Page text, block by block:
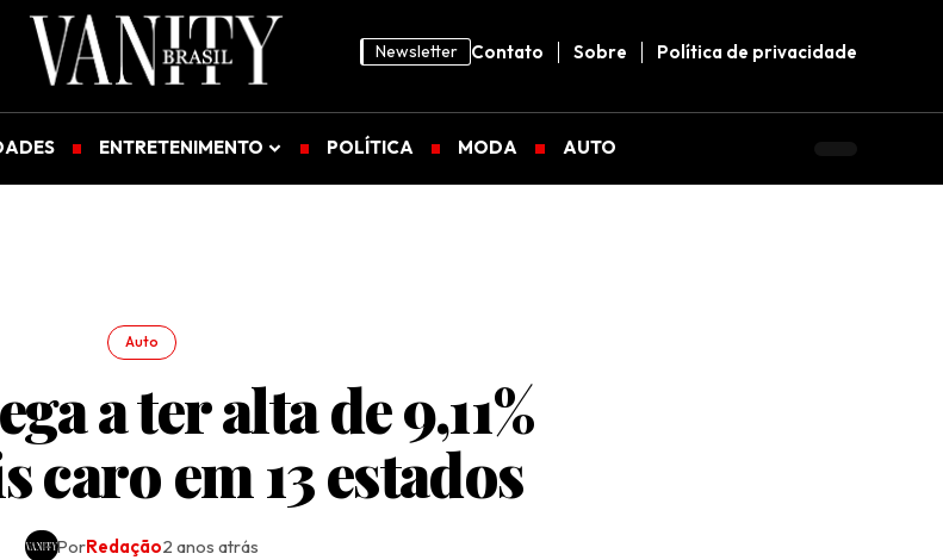
Newsletter Contato Sobre Política de privacidade
ENTRETENIMENTO POLÍTICA MODA AUTO
Auto
a ter alta de 9,11%
caro em 13 estados
PorRedação2 anos atrás